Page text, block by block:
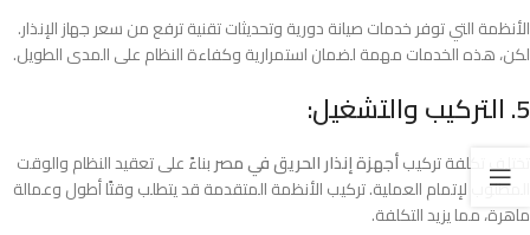
الأنظمة التي توفر خدمات صيانة دورية وتحديثات تقنية ترفع من سعر جهاز الإنذار.
لكن، هذه الخدمات مهمة لضمان استمرارية وكفاءة النظام على المدى الطويل.
5. التركيب والتشغيل:
تختلف تكلفة تركيبأجهزة إنذار الحريق في مصربناءً على تعقيد النظام والوقت
المطلوب لإتمام العملية. تركيب الأنظمة المتقدمة قد يتطلب وقتًا أطول وعمالة
ماهرة، مما يزيد التكلفة.